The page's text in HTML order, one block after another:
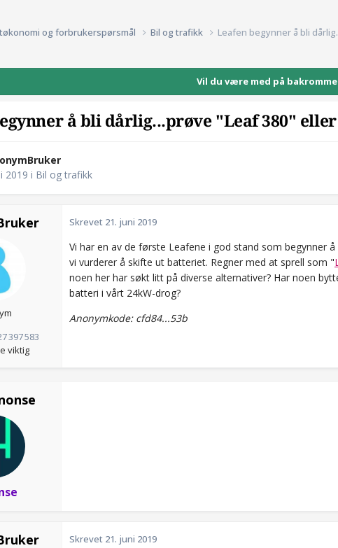
og forbrukerspørsmål Bil og trafikk Leafen begynner å bli
Vil du være med på
å bli dårlig...prøve "Leaf 380"
2019 i Bil og trafikk
397 583
viktig
Skrevet 21. juni 2019
Vi har en av de første Leafene i god stand som begynner
vi vurderer å skifte ut batteriet. Regner med at sprell som "
noen her har søkt litt på diverse alternativer? Har noen
batteri i vårt 24kW-drog?
Anonymkode: cfd84...53b
Skrevet 21. juni 2019